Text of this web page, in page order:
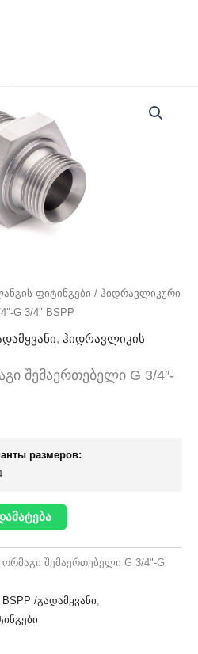
ფიტინგები / ჰიდრავლიკური
G 3/4″ BSPP
, ჰიდრავლიკის
შემაერთებელი G 3/4″-
размеров:
შემაერთებელი G 3/4"-G
/გადამყვანი